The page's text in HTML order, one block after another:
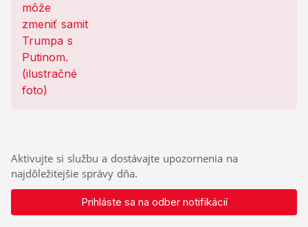
Aktivujte si službu a dostávajte upozornenia na
najdôležitejšie správy dňa.
Prihláste sa na odber notifikácií